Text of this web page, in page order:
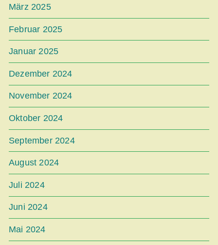
März 2025
Februar 2025
Januar 2025
Dezember 2024
November 2024
Oktober 2024
September 2024
August 2024
Juli 2024
Juni 2024
Mai 2024